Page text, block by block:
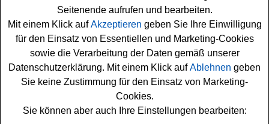
ausfüllen und können sich damit Ihre Chance sichern.
Vielleicht haben Sie ja Glück und können die schöne
Dresden Städtereise gewinnen? Auf jeden Fall sind die
Daumen schon einmal fest gedrückt!
Energyscout verlost eine Städtereise nach
Dresden
Seitenende aufrufen und bearbeiten.
Mit einem Klick aufAkzeptieren geben Sie Ihre Einwilligung
für den Einsatz von Essentiellen und Marketing-Cookies
sowie die Verarbeitung der Daten gemäß unserer
Datenschutzerklärung. Mit einem Klick aufAblehnen geben
Sie keine Zustimmung für den Einsatz von Marketing-
Cookies.
Sie können aber auch Ihre Einstellungen bearbeiten: